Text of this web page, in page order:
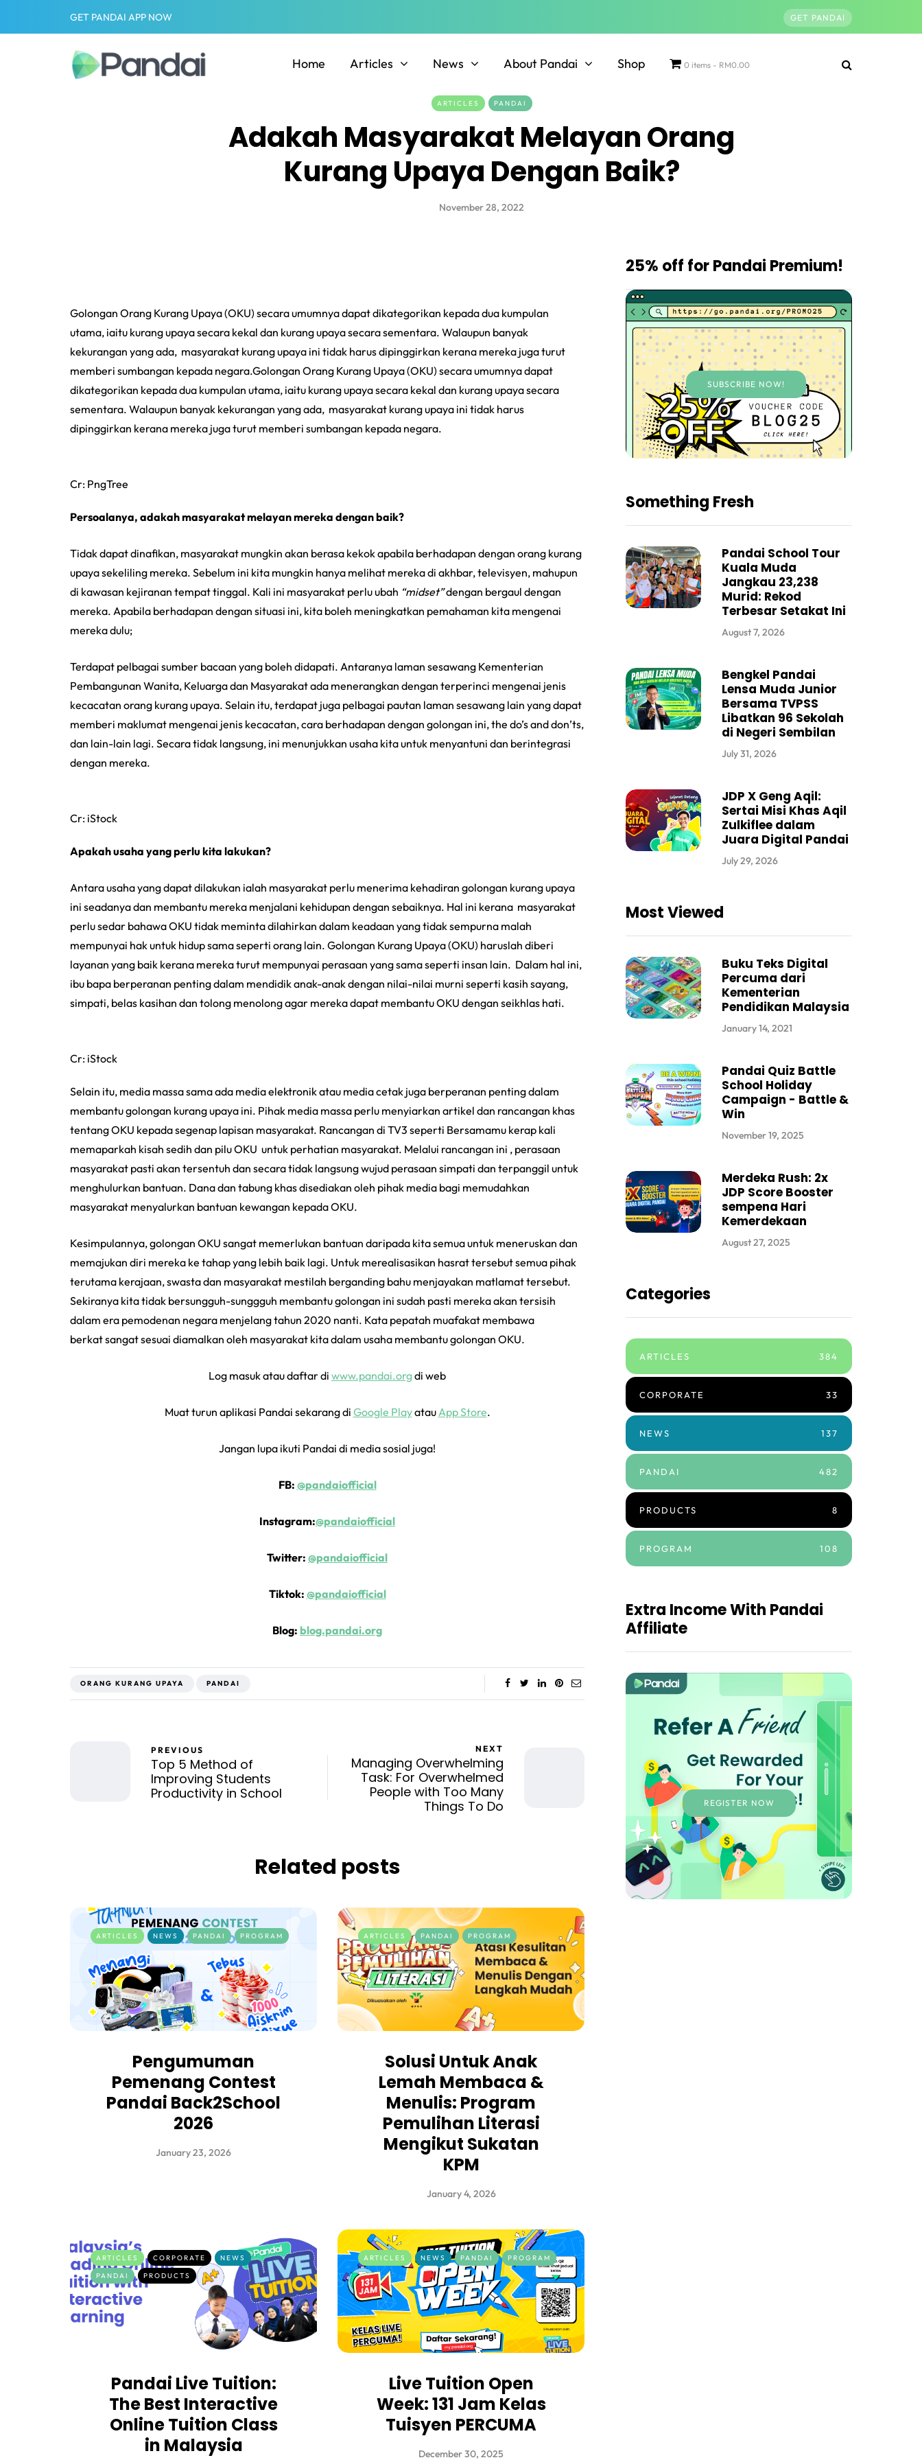
GET PANDAI APP NOW GET PANDAI
Home Articles News About Pandai Shop 0 items RM0.00
ARTICLES PANDAI
Adakah Masyarakat Melayan Orang
Kurang Upaya Dengan Baik?
November 28, 2022
Golongan Orang Kurang Upaya (OKU) secara umumnya dapat dikategorikan kepada dua kumpulan
utama, iaitu kurang upaya secara kekal dan kurang upaya secara sementara. Walaupun banyak
kekurangan yang ada, masyarakat kurang upaya ini tidak harus dipinggirkan kerana mereka juga turut
memberi sumbangan kepada negara.Golongan Orang Kurang Upaya (OKU) secara umumnya dapat
dikategorikan kepada dua kumpulan utama, iaitu kurang upaya secara kekal dan kurang upaya secara
sementara. Walaupun banyak kekurangan yang ada, masyarakat kurang upaya ini tidak harus
dipinggirkan kerana mereka juga turut memberi sumbangan kepada negara.
Cr: PngTree
Persoalanya, adakah masyarakat melayan mereka dengan baik?
Tidak dapat dinafikan, masyarakat mungkin akan berasa kekok apabila berhadapan dengan orang kurang
upaya sekeliling mereka. Sebelum ini kita mungkin hanya melihat mereka di akhbar, televisyen, mahupun
di kawasan kejiranan tempat tinggal. Kali ini masyarakat perlu ubah “midset”dengan bergaul dengan
mereka. Apabila berhadapan dengan situasi ini, kita boleh meningkatkan pemahaman kita mengenai
mereka dulu;
Terdapat pelbagai sumber bacaan yang boleh didapati. Antaranya laman sesawang Kementerian
Pembangunan Wanita, Keluarga dan Masyarakat ada menerangkan dengan terperinci mengenai jenis
kecacatan orang kurang upaya. Selain itu, terdapat juga pelbagai pautan laman sesawang lain yang dapat
memberi maklumat mengenai jenis kecacatan, cara berhadapan dengan golongan ini, the do’s and don’ts,
dan lain-lain lagi. Secara tidak langsung, ini menunjukkan usaha kita untuk menyantuni dan berintegrasi
dengan mereka.
Cr: iStock
Apakah usaha yang perlu kita lakukan?
Antara usaha yang dapat dilakukan ialah masyarakat perlu menerima kehadiran golongan kurang upaya
ini seadanya dan membantu mereka menjalani kehidupan dengan sebaiknya. Hal ini kerana masyarakat
perlu sedar bahawa OKU tidak meminta dilahirkan dalam keadaan yang tidak sempurna malah
mempunyai hak untuk hidup sama seperti orang lain. Golongan Kurang Upaya (OKU) haruslah diberi
layanan yang baik kerana mereka turut mempunyai perasaan yang sama seperti insan lain. Dalam hal ini,
ibu bapa berperanan penting dalam mendidik anak-anak dengan nilai-nilai murni seperti kasih sayang,
simpati, belas kasihan dan tolong menolong agar mereka dapat membantu OKU dengan seikhlas hati.
Cr: iStock
Selain itu, media massa sama ada media elektronik atau media cetak juga berperanan penting dalam
membantu golongan kurang upaya ini. Pihak media massa perlu menyiarkan artikel dan rancangan khas
tentang OKU kepada segenap lapisan masyarakat. Rancangan di TV3 seperti Bersamamu kerap kali
memaparkah kisah sedih dan pilu OKU untuk perhatian masyarakat. Melalui rancangan ini , perasaan
masyarakat pasti akan tersentuh dan secara tidak langsung wujud perasaan simpati dan terpanggil untuk
menghulurkan bantuan. Dana dan tabung khas disediakan oleh pihak media bagi memudahkan
masyarakat menyalurkan bantuan kewangan kepada OKU.
Kesimpulannya, golongan OKU sangat memerlukan bantuan daripada kita semua untuk meneruskan dan
memajukan diri mereka ke tahap yang lebih baik lagi. Untuk merealisasikan hasrat tersebut semua pihak
terutama kerajaan, swasta dan masyarakat mestilah berganding bahu menjayakan matlamat tersebut.
Sekiranya kita tidak bersungguh-sunggguh membantu golongan ini sudah pasti mereka akan tersisih
dalam era pemodenan negara menjelang tahun 2020 nanti. Kata pepatah muafakat membawa
berkat sangat sesuai diamalkan oleh masyarakat kita dalam usaha membantu golongan OKU.
Log masuk atau daftar di www.pandai.orgdi web
Muat turun aplikasi Pandai sekarang di Google PlayatauApp Store.
Jangan lupa ikuti Pandai di media sosial juga!
FB: @pandaiofficial
Instagram:@pandaiofficial
Twitter: @pandaiofficial
Tiktok: @pandaiofficial
Blog: blog.pandai.org
ORANG KURANG UPAYA PANDAI
PREVIOUS
Top 5 Method of
Improving Students
Productivity in School
NEXT
Managing Overwhelming
Task: For Overwhelmed
People with Too Many
Things To Do
Related posts
ARTICLES NEWS PANDAI PROGRAM
Pengumuman
Pemenang Contest
Pandai Back2School
2026
January 23, 2026
ARTICLES PANDAI PROGRAM
Solusi Untuk Anak
Lemah Membaca &
Menulis: Program
Pemulihan Literasi
Mengikut Sukatan
KPM
January 4, 2026
ARTICLES CORPORATE
NEWS
PANDAI
PRODUCTS
Pandai Live Tuition:
The Best Interactive
Online Tuition Class
in Malaysia
ARTICLES NEWS PANDAI PROGRAM
Live Tuition Open
Week: 131 Jam Kelas
Tuisyen PERCUMA
December 30, 2025
25% off for Pandai Premium!
SUBSCRIBE NOW!
Something Fresh
Pandai School Tour
Kuala Muda
Jangkau 23,238
Murid: Rekod
Terbesar Setakat Ini
August 7, 2026
Bengkel Pandai
Lensa Muda Junior
Bersama TVPSS
Libatkan 96 Sekolah
di Negeri Sembilan
July 31, 2026
JDP X Geng Aqil:
Sertai Misi Khas Aqil
Zulkiflee dalam
Juara Digital Pandai
July 29, 2026
Most Viewed
Buku Teks Digital
Percuma dari
Kementerian
Pendidikan Malaysia
January 14, 2021
Pandai Quiz Battle
School Holiday
Campaign - Battle &
Win
November 19, 2025
Merdeka Rush: 2x
JDP Score Booster
sempena Hari
Kemerdekaan
August 27, 2025
Categories
ARTICLES 384
CORPORATE 33
NEWS 137
PANDAI 482
PRODUCTS 8
PROGRAM 108
Extra Income With Pandai
Affiliate
REGISTER NOW